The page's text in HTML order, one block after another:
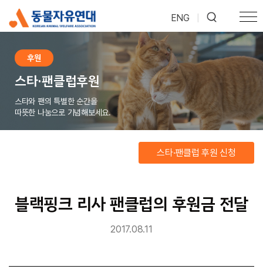
ENG
후원
스타·팬클럽후원
스타와 팬의 특별한 순간을
따뜻한 나눔으로 기념해보세요.
스타·팬클럽 후원 신청
블랙핑크 리사 팬클럽의 후원금 전달
2017.08.11